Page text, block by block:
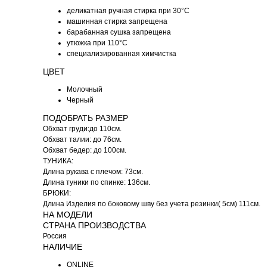
деликатная ручная стирка при 30°C
машинная стирка запрещена
барабанная сушка запрещена
утюжка при 110°C
специализированная химчистка
ЦВЕТ
Молочный
Черный
ПОДОБРАТЬ РАЗМЕР
Обхват груди:до 110см.
Обхват талии: до 76см.
Обхват бедер: до 100см.
ТУНИКА:
Длина рукава с плечом: 73см.
Длина туники по спинке: 136см.
БРЮКИ:
Длина Изделия по боковому шву без учета резинки( 5см) 111см.
НА МОДЕЛИ
СТРАНА ПРОИЗВОДСТВА
Россия
НАЛИЧИЕ
ONLINE